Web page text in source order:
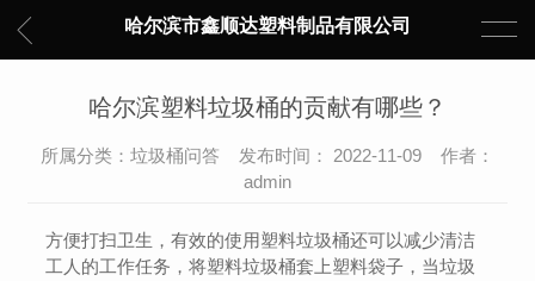
哈尔滨市鑫顺达塑料制品有限公司
哈尔滨塑料垃圾桶的贡献有哪些？
所属分类：垃圾桶问答 发布时间： 2022-11-09 作者：
admin
方便打扫卫生，有效的使用塑料垃圾桶还可以减少清洁
工人的工作任务，将塑料垃圾桶套上塑料袋子，当垃圾